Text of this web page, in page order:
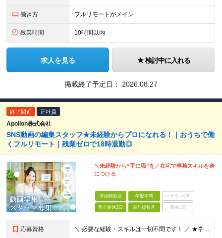
働き方 フルリモートがメイン
残業時間 10時間以内
求人を見る 検討中に入れる
掲載終了予定日： 2026.08.27
終了間近 正社員
Apollon株式会社
SNS動画の編集スタッフ★未経験からプロになれる！｜おうちで働
くフルリモート｜残業ゼロで18時退勤◎
＼未経験から“手に職”を／在宅で事務スキルを身
につける
未経験歓迎 学歴不問 ベテランOK
完全週休2日 賞与複数月 面接1回
応募資格 ＼ 必要な経験・スキルは一切不問です！ ／ ★学歴・職歴はまったく気にしません！ ★正社員デビューの方、第二新卒の方も大歓迎です！